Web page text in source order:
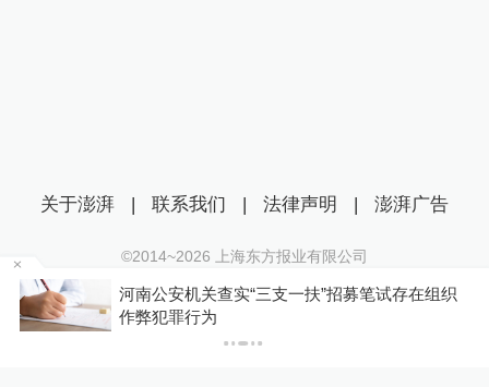
河南公安机关查实“三支一扶”招募笔试存在组织
作弊犯罪行为
关于澎湃 | 联系我们 | 法律声明 | 澎湃广告
©2014~2026 上海东方报业有限公司
沪ICP证：沪B2-20170116 | 沪ICP备14003370号
互联网新闻信息服务许可证：31120170006
沪公网安备 31010602000299号